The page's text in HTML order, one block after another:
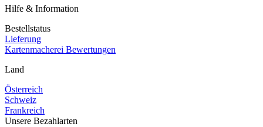
Hilfe & Information
Bestellstatus
Lieferung
Kartenmacherei Bewertungen
Land
Österreich
Schweiz
Frankreich
Unsere Bezahlarten